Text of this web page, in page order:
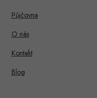
Půjčovna
O nás
Kontakt
Blog